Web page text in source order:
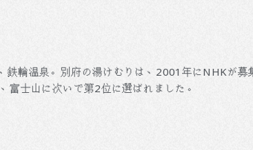
輪温泉。別府の湯けむりは、2001年にNHKが募
富士山に次いで第2位に選ばれました。